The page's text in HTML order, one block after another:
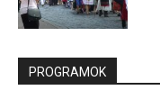
PROGRAMOK